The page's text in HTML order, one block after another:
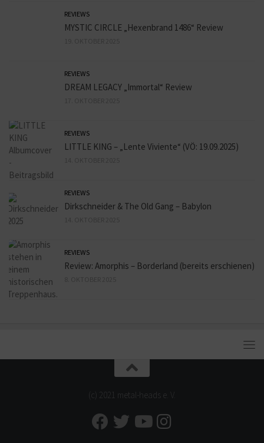
REVIEWS
MYSTIC CIRCLE „Hexenbrand 1486“ Review
REVIEWS
DREAM LEGACY „Immortal“ Review
REVIEWS
LITTLE KING – „Lente Viviente“ (VÖ: 19.09.2025)
REVIEWS
Dirkschneider & The Old Gang – Babylon
REVIEWS
Review: Amorphis – Borderland (bereits erschienen)
(c) 2021 metal-heads e. V.